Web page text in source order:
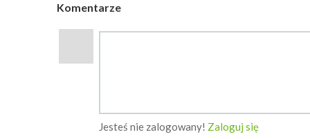
Komentarze
Jesteś nie zalogowany! Zaloguj się